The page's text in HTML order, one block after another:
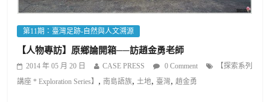
第11期：臺灣足跡-自然與人文溯源
【人物專訪】原鄉論開箱──訪趙金勇老師
2014 年 05 月 20 日 CASE PRESS 0 Comment
【探索系列
講座 * Exploration Series】 ,南島語族, 土地, 臺灣,趙金勇